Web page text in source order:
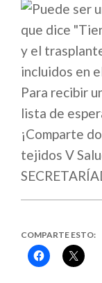
COMPARTE ESTO:
Haz
clic
Haz
clic